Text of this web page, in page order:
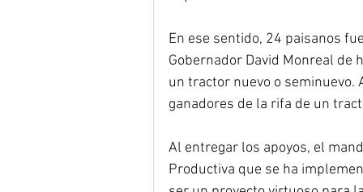
En ese sentido, 24 paisanos
Gobernador David Monreal de
un tractor nuevo o
ganadores de la rifa de un
Al entregar los apoyos, el
Productiva que se ha